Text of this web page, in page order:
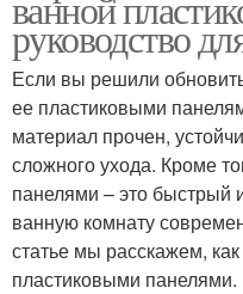
руководство
Если вы решили
ее пластиковыми
материал прочен,
сложного ухода. Кроме
панелями – это быстрый
ванную комнату
статье мы расскажем,
пластиковыми панелями.